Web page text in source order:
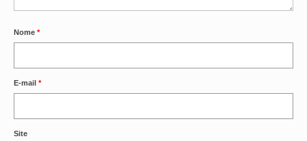
Nome *
E-mail *
Site